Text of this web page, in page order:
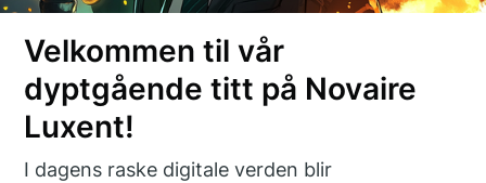
Velkommen til vår
dyptgående titt på Novaire
Luxent!
I dagens raske digitale verden blir